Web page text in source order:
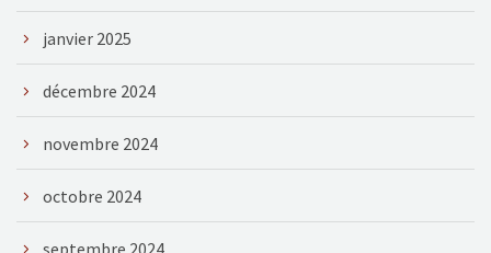
janvier 2025
décembre 2024
novembre 2024
octobre 2024
septembre 2024